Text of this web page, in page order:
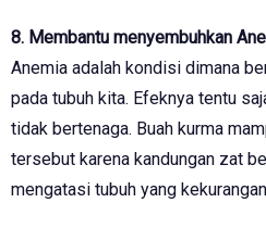
8. Membantu menyembuhkan
Anemia adalah kondisi dimana
pada tubuh kita. Efeknya tentu
tidak bertenaga. Buah kurma
tersebut karena kandungan zat
mengatasi tubuh yang